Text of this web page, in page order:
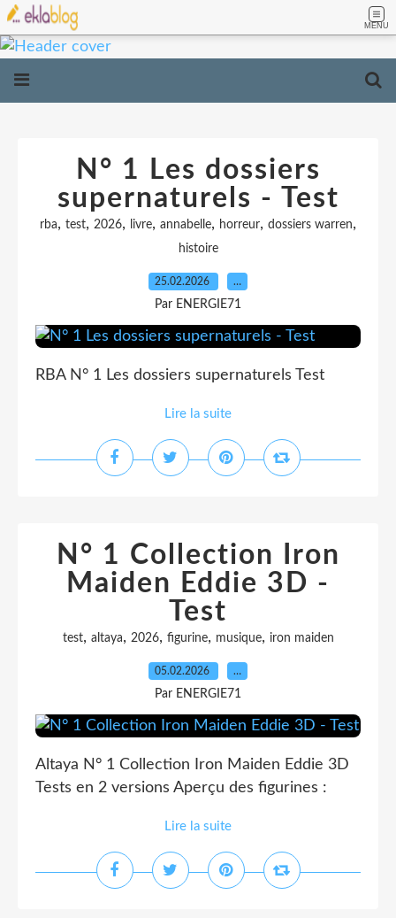
MENU
N° 1 Les dossiers
supernaturels - Test
rba, test, 2026, livre, annabelle, horreur, dossiers warren,
histoire
25.02.2026 …
Par ENERGIE71
RBA N° 1 Les dossiers supernaturels Test
Lire la suite
N° 1 Collection Iron
Maiden Eddie 3D -
Test
test, altaya, 2026, figurine, musique, iron maiden
05.02.2026 …
Par ENERGIE71
Altaya N° 1 Collection Iron Maiden Eddie 3D
Tests en 2 versions Aperçu des figurines :
Lire la suite